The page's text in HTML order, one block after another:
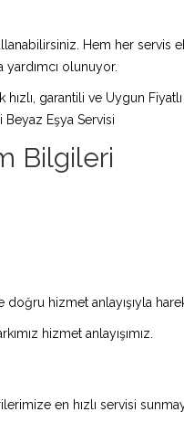
Hem her
yardımcı olunuyor.
garantili ve Uygun
Eşya Servisi
Bilgileri
doğru hizmet anlayışıyla
hizmet anlayışımız.
en hızlı servisi